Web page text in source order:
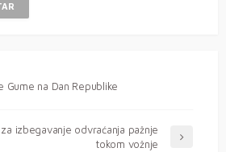
Gume na Dan Republike
izbegavanje odvraćanja pažnje
tokom vožnje